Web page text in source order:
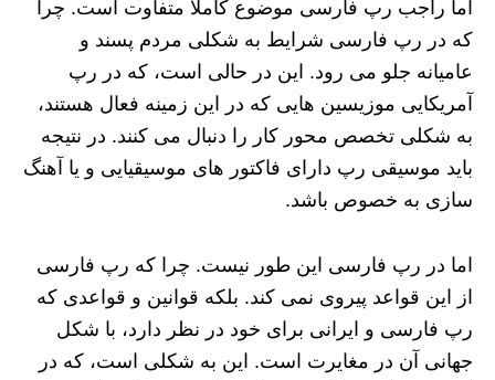
اما راجب رپ فارسی موضوع کاملا متفاوت است. چرا
که در رپ فارسی شرایط به شکلی مردم پسند و
عامیانه جلو می رود. این در حالی است، که در رپ
آمریکایی موزیسین هایی که در این زمینه فعال هستند،
به شکلی تخصص محور کار را دنبال می کنند. در نتیجه
باید موسیقی رپ دارای فاکتور های موسیقیایی و یا آهنگ
سازی به خصوص باشد.
اما در رپ فارسی این طور نیست. چرا که رپ فارسی
از این قواعد پیروی نمی کند. بلکه قوانین و قواعدی که
رپ فارسی و ایرانی برای خود در نظر دارد، با شکل
جهانی آن در مغایرت است. این به شکلی است، که در